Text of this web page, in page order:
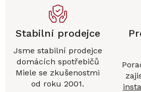
Stabilní prodejce
Jsme stabilní prodejce
domácích spotřebičů
Miele se zkušenostmi
od roku 2001.